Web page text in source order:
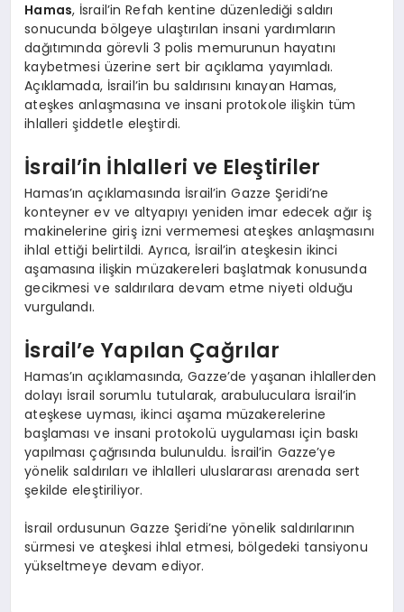
Hamas, İsrail’in Refah kentine düzenlediği saldırı
sonucunda bölgeye ulaştırılan insani yardımların
dağıtımında görevli 3 polis memurunun hayatını
kaybetmesi üzerine sert bir açıklama yayımladı.
Açıklamada, İsrail’in bu saldırısını kınayan Hamas,
ateşkes anlaşmasına ve insani protokole ilişkin tüm
ihlalleri şiddetle eleştirdi.
İsrail’in İhlalleri ve Eleştiriler
Hamas’ın açıklamasında İsrail’in Gazze Şeridi’ne
konteyner ev ve altyapıyı yeniden imar edecek ağır iş
makinelerine giriş izni vermemesi ateşkes anlaşmasını
ihlal ettiği belirtildi. Ayrıca, İsrail’in ateşkesin ikinci
aşamasına ilişkin müzakereleri başlatmak konusunda
gecikmesi ve saldırılara devam etme niyeti olduğu
vurgulandı.
İsrail’e Yapılan Çağrılar
Hamas’ın açıklamasında, Gazze’de yaşanan ihlallerden
dolayı İsrail sorumlu tutularak, arabuluculara İsrail’in
ateşkese uyması, ikinci aşama müzakerelerine
başlaması ve insani protokolü uygulaması için baskı
yapılması çağrısında bulunuldu. İsrail’in Gazze’ye
yönelik saldırıları ve ihlalleri uluslararası arenada sert
şekilde eleştiriliyor.
İsrail ordusunun Gazze Şeridi’ne yönelik saldırılarının
sürmesi ve ateşkesi ihlal etmesi, bölgedeki tansiyonu
yükseltmeye devam ediyor.